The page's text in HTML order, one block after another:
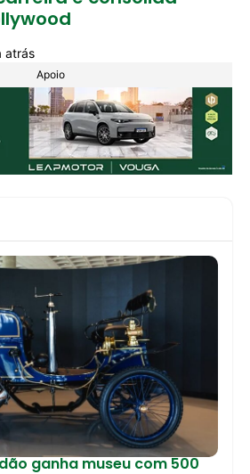
atrás
Apoio
ganha museu com 500